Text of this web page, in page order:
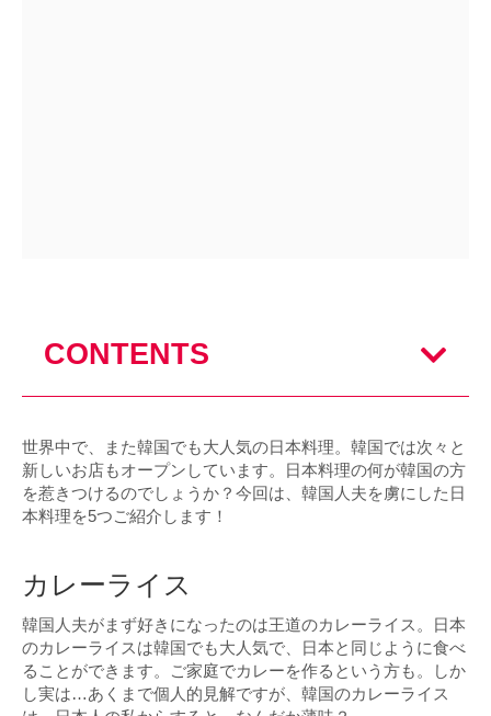
CONTENTS
世界中で、また韓国でも大人気の日本料理。韓国では次々と
新しいお店もオープンしています。日本料理の何が韓国の方
を惹きつけるのでしょうか？今回は、韓国人夫を虜にした日
本料理を5つご紹介します！
カレーライス
韓国人夫がまず好きになったのは王道のカレーライス。日本
のカレーライスは韓国でも大人気で、日本と同じように食べ
ることができます。ご家庭でカレーを作るという方も。しか
し実は…あくまで個人的見解ですが、韓国のカレーライス